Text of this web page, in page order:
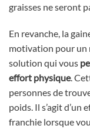
graisses ne seront
En revanche, la
motivation pour un
solution qui vous
effort physique.
personnes de
poids. Il s’agit
franchie lorsque